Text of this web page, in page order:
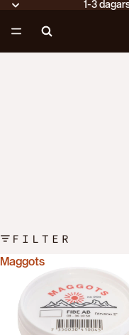
1-3
FILTER
Maggots